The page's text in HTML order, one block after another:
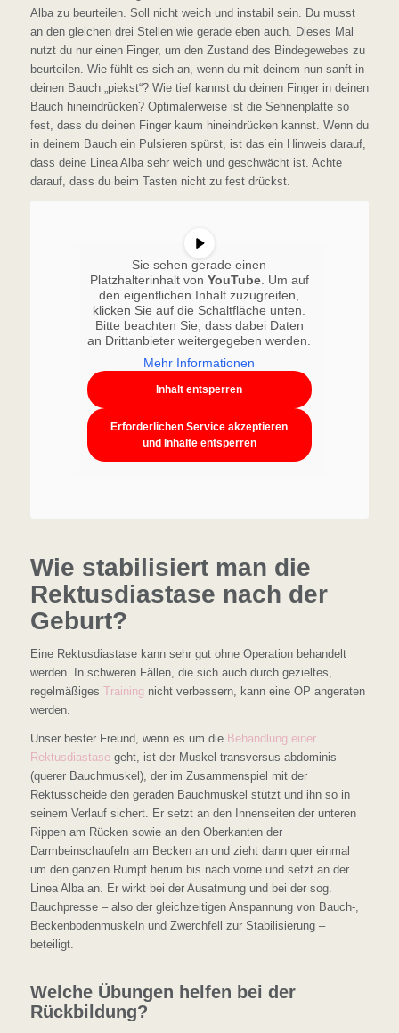
Alba zu beurteilen. Soll nicht weich und instabil sein. Du musst
an den gleichen drei Stellen wie gerade eben auch. Dieses Mal
nutzt du nur einen Finger, um den Zustand des Bindegewebes zu
beurteilen. Wie fühlt es sich an, wenn du mit deinem nun sanft in
deinen Bauch „piekst“? Wie tief kannst du deinen Finger in deinen
Bauch hineindrücken? Optimalerweise ist die Sehnenplatte so
fest, dass du deinen Finger kaum hineindrücken kannst. Wenn du
in deinem Bauch ein Pulsieren spürst, ist das ein Hinweis darauf,
dass deine Linea Alba sehr weich und geschwächt ist. Achte
darauf, dass du beim Tasten nicht zu fest drückst.
Sie sehen gerade einen
Platzhalterinhalt von YouTube. Um auf
den eigentlichen Inhalt zuzugreifen,
klicken Sie auf die Schaltfläche unten.
Bitte beachten Sie, dass dabei Daten
an Drittanbieter weitergegeben werden.
Mehr Informationen
Inhalt entsperren
Erforderlichen Service akzeptieren
und Inhalte entsperren
Wie stabilisiert man die
Rektusdiastase nach der
Geburt?
Eine Rektusdiastase kann sehr gut ohne Operation behandelt
werden. In schweren Fällen, die sich auch durch gezieltes,
regelmäßiges Training nicht verbessern, kann eine OP angeraten
werden.
Unser bester Freund, wenn es um die Behandlung einer
Rektusdiastasegeht, ist der Muskel transversus abdominis
(querer Bauchmuskel), der im Zusammenspiel mit der
Rektusscheide den geraden Bauchmuskel stützt und ihn so in
seinem Verlauf sichert. Er setzt an den Innenseiten der unteren
Rippen am Rücken sowie an den Oberkanten der
Darmbeinschaufeln am Becken an und zieht dann quer einmal
um den ganzen Rumpf herum bis nach vorne und setzt an der
Linea Alba an. Er wirkt bei der Ausatmung und bei der sog.
Bauchpresse – also der gleichzeitigen Anspannung von Bauch-,
Beckenbodenmuskeln und Zwerchfell zur Stabilisierung –
beteiligt.
Welche Übungen helfen bei der
Rückbildung?